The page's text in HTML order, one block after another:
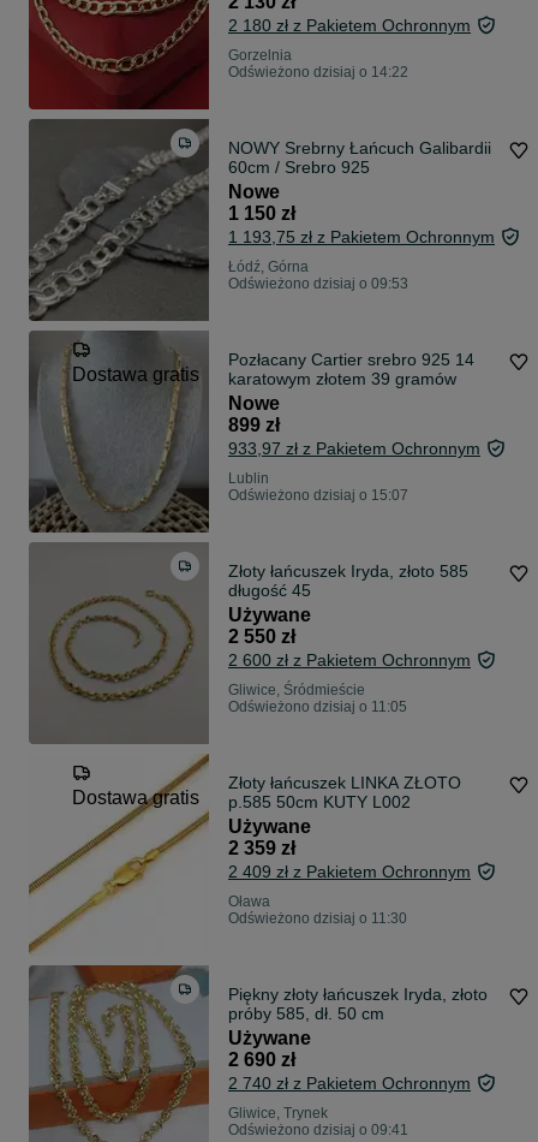
2 180 zł z Pakietem Ochronnym
Gorzelnia
Odświeżono dzisiaj o 14:22
NOWY Srebrny Łańcuch Galibardii
60cm / Srebro 925
Nowe
1 150 zł
1 193,75 zł z Pakietem Ochronnym
Łódź, Górna
Odświeżono dzisiaj o 09:53
Dostawa gratis
Pozłacany Cartier srebro 925 14
karatowym złotem 39 gramów
Nowe
899 zł
933,97 zł z Pakietem Ochronnym
Lublin
Odświeżono dzisiaj o 15:07
Złoty łańcuszek Iryda, złoto 585
długość 45
Używane
2 550 zł
2 600 zł z Pakietem Ochronnym
Gliwice, Śródmieście
Odświeżono dzisiaj o 11:05
Dostawa gratis
Złoty łańcuszek LINKA ZŁOTO
p.585 50cm KUTY L002
Używane
2 359 zł
2 409 zł z Pakietem Ochronnym
Oława
Odświeżono dzisiaj o 11:30
Piękny złoty łańcuszek Iryda, złoto
próby 585, dł. 50 cm
Używane
2 690 zł
2 740 zł z Pakietem Ochronnym
Gliwice, Trynek
Odświeżono dzisiaj o 09:41